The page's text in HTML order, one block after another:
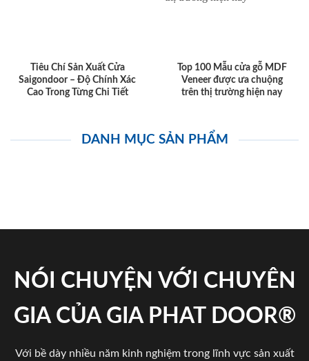
Tiêu Chí Sản Xuất Cửa
Saigondoor – Độ Chính Xác
Cao Trong Từng Chi Tiết
Top 100 Mẫu cửa gỗ MDF
Veneer được ưa chuộng
trên thị trường hiện nay
DANH MỤC SẢN PHẨM
NÓI CHUYỆN VỚI CHUYÊN
GIA CỦA GIA PHAT DOOR®
Với bề dày nhiều năm kinh nghiệm trong lĩnh vực sản xuất